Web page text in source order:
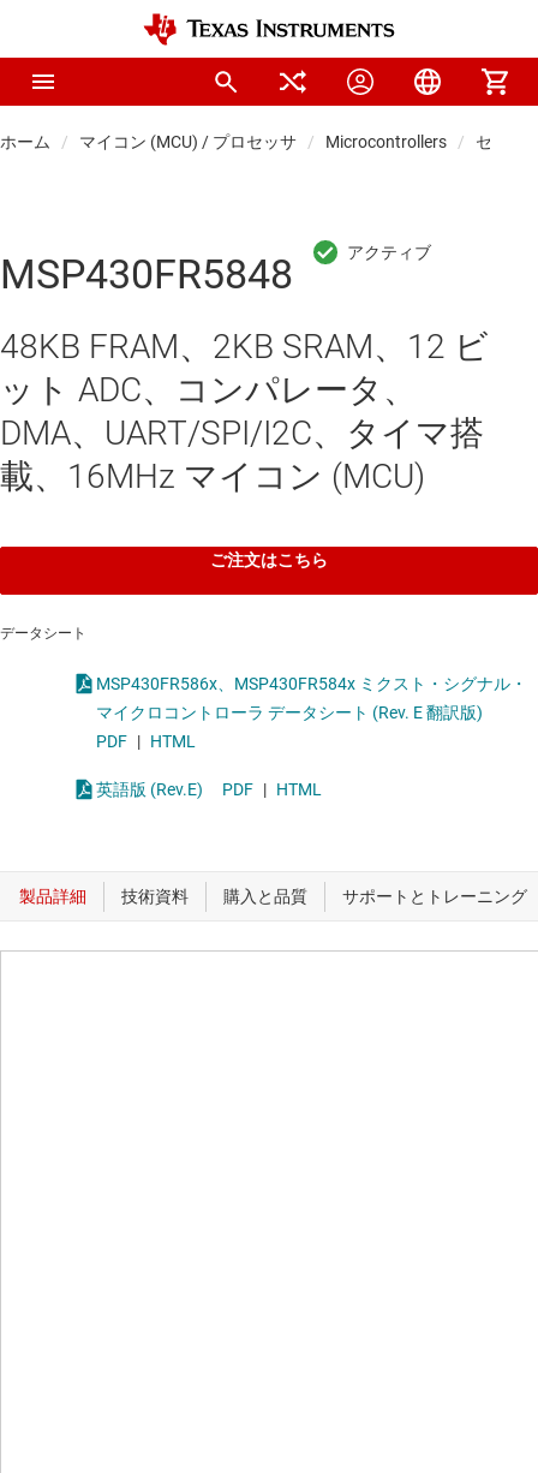
ホーム マイコン (MCU) / プロセッサ Microcontrollers センシ
MSP430FR5848
48KB FRAM、2KB SRAM、12 ビ
ット ADC、コンパレータ、
DMA、UART/SPI/I2C、タイマ搭
載、16MHz マイコン (MCU)
ご注文はこちら
データシート
MSP430FR586x、MSP430FR584x ミクスト・シグナル・
マイクロコントローラ データシート (Rev. E 翻訳版)
PDF | HTML
英語版 (Rev.E) PDF | HTML